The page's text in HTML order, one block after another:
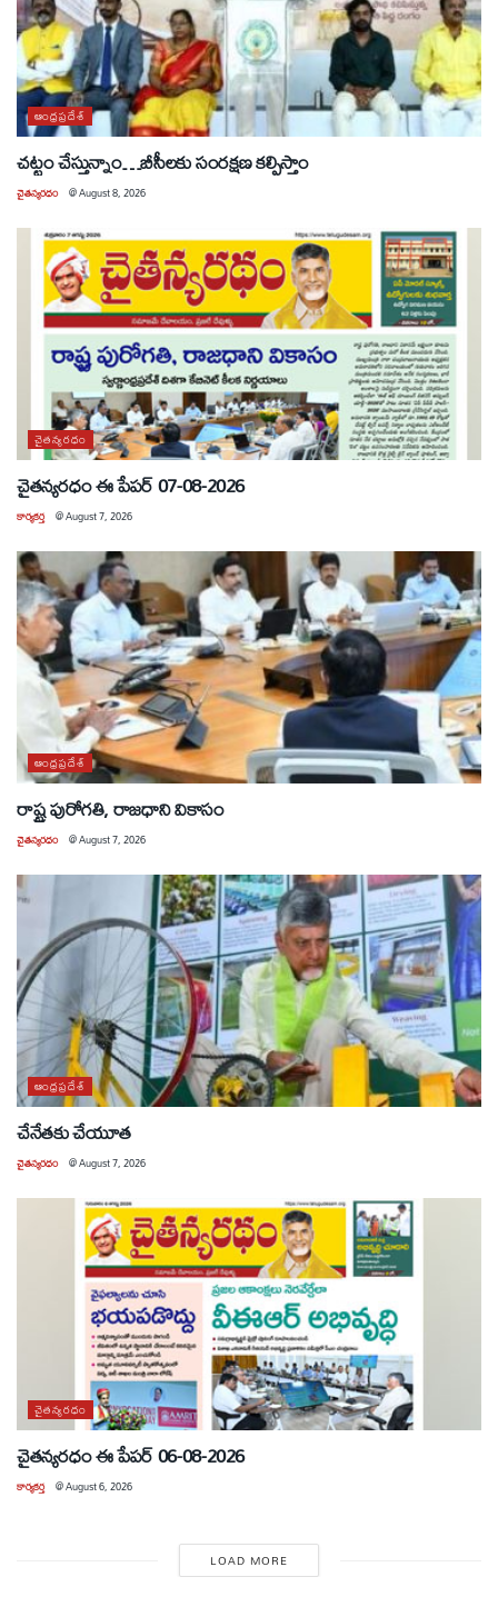
ఆంధ్రప్రదేశ్
చట్టం చేస్తున్నాం…బీసీలకు సంరక్షణ కల్పిస్తాం
చైతన్యరధం @August 8, 2026
చైతన్యరధం
చైతన్యరధం ఈ పేపర్ 07-08-2026
కార్యకర్త @August 7, 2026
ఆంధ్రప్రదేశ్
రాష్ట్ర పురోగతి, రాజధాని వికాసం
చైతన్యరధం @August 7, 2026
ఆంధ్రప్రదేశ్
చేనేతకు చేయూత
చైతన్యరధం @August 7, 2026
చైతన్యరధం
చైతన్యరధం ఈ పేపర్ 06-08-2026
కార్యకర్త @August 6, 2026
LOAD MORE